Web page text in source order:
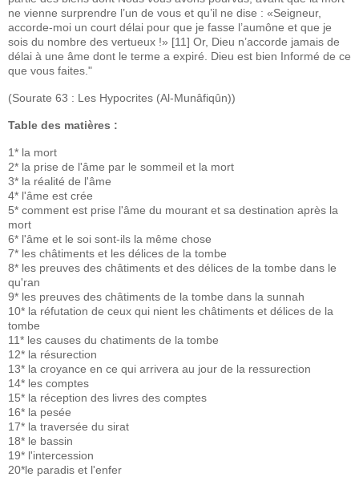
ne vienne surprendre l’un de vous et qu’il ne dise : «Seigneur,
accorde-moi un court délai pour que je fasse l’aumône et que je
sois du nombre des vertueux !» [11] Or, Dieu n’accorde jamais de
délai à une âme dont le terme a expiré. Dieu est bien Informé de ce
que vous faites."
(Sourate 63 : Les Hypocrites (Al-Munâfiqûn))
Table des matières :
1* la mort
2* la prise de l'âme par le sommeil et la mort
3* la réalité de l'âme
4* l'âme est crée
5* comment est prise l'âme du mourant et sa destination après la
mort
6* l'âme et le soi sont-ils la même chose
7* les châtiments et les délices de la tombe
8* les preuves des châtiments et des délices de la tombe dans le
qu'ran
9* les preuves des châtiments de la tombe dans la sunnah
10* la réfutation de ceux qui nient les châtiments et délices de la
tombe
11* les causes du chatiments de la tombe
12* la résurection
13* la croyance en ce qui arrivera au jour de la ressurection
14* les comptes
15* la réception des livres des comptes
16* la pesée
17* la traversée du sirat
18* le bassin
19* l'intercession
20*le paradis et l'enfer